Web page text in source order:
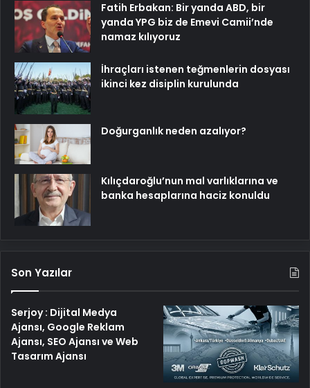
Fatih Erbakan: Bir yanda ABD, bir
yanda YPG biz de Emevi Camii’nde
namaz kılıyoruz
İhraçları istenen teğmenlerin dosyası
ikinci kez disiplin kurulunda
Doğurganlık neden azalıyor?
Kılıçdaroğlu’nun mal varlıklarına ve
banka hesaplarına haciz konuldu
Son Yazılar
Serjoy : Dijital Medya
Ajansı, Google Reklam
Ajansı, SEO Ajansı ve Web
Tasarım Ajansı